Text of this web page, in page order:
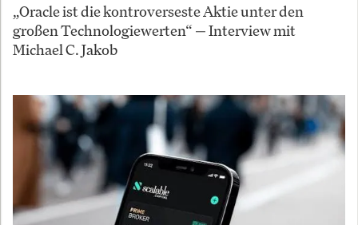
„Oracle ist die kontroverseste Aktie unter den
großen Technologiewerten“ — Interview mit
Michael C. Jakob